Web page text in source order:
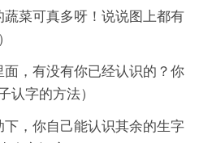
菜可真多呀！说说图上都有
，有没有你已经认识的？你
认字的方法）
，你自己能认识其余的生字